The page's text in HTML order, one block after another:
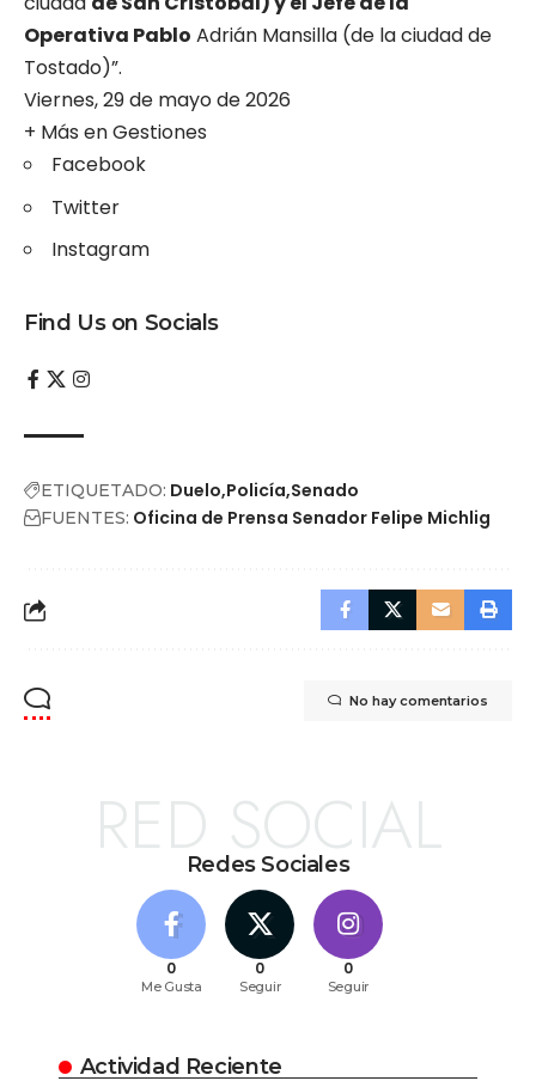
Operativa Pablo Adrián Mansilla (de la ciudad de
Tostado)”.
Viernes, 29 de mayo de 2026
+ Más enGestiones
Facebook
Twitter
Instagram
Find Us on Socials
ETIQUETADO: Duelo Policía Senado
FUENTES: Oficina de Prensa Senador Felipe Michlig
No hay comentarios
Redes Sociales
RED SOCIAL
0
Me Gusta
0
Seguir
0
Seguir
Actividad Reciente